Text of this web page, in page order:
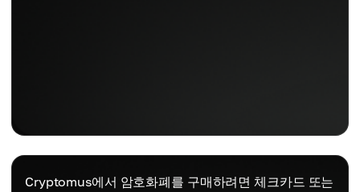
Cryptomus에서 암호화폐를 구매하려면 체크카드 또는